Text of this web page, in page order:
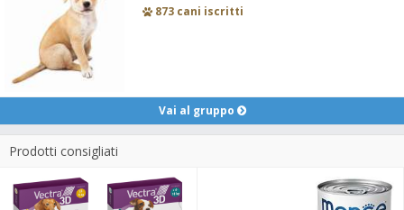
873 cani iscritti
Vai al gruppo
Prodotti consigliati